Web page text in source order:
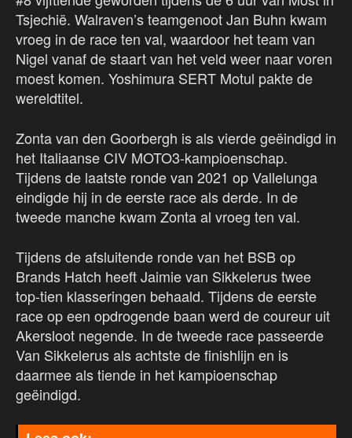
Tsjechië. Walraven’s teamgenoot Jan Buhn kwam
vroeg in de race ten val, waardoor het team van
Nigel vanaf de staart van het veld weer naar voren
moest komen. Yoshimura SERT Motul pakte de
wereldtitel.
Zonta van den Goorbergh is als vierde geëindigd in
het Italiaanse CIV MOTO3-kampioenschap.
Tijdens de laatste ronde van 2021 op Vallelunga
eindigde hij in de eerste race als derde. In de
tweede manche kwam Zonta al vroeg ten val.
Tijdens de afsluitende ronde van het BSB op
Brands Hatch heeft Jaimie van Sikkelerus twee
top-tien klasseringen behaald. Tijdens de eerste
race op een opdrogende baan werd de coureur uit
Akersloot negende. In de tweede race passeerde
Van Sikkelerus als achtste de finishlijn en is
daarmee als tiende in het kampioenschap
geëindigd.